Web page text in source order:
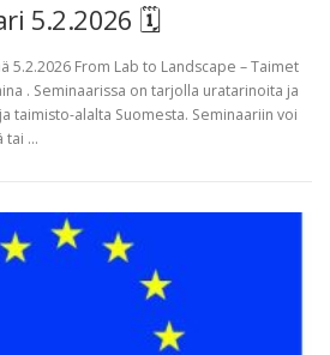
5.2.2026 🗓
5.2.2026 From Lab to Landscape – Taimet
. Seminaarissa on tarjolla uratarinoita ja
taimisto-alalta Suomesta. Seminaariin voi
tai …